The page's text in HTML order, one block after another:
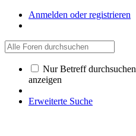
Anmelden oder registrieren
Nur Betreff durchsuchen
anzeigen
Erweiterte Suche